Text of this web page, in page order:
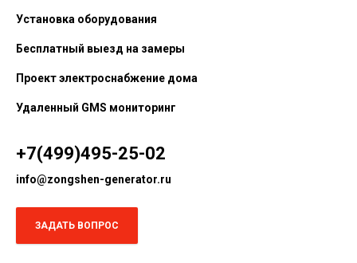
Установка оборудования
Бесплатный выезд на замеры
Проект электроснабжение дома
Удаленный GMS мониторинг
+7(499)495-25-02
info@zongshen-generator.ru
ЗАДАТЬ ВОПРОС